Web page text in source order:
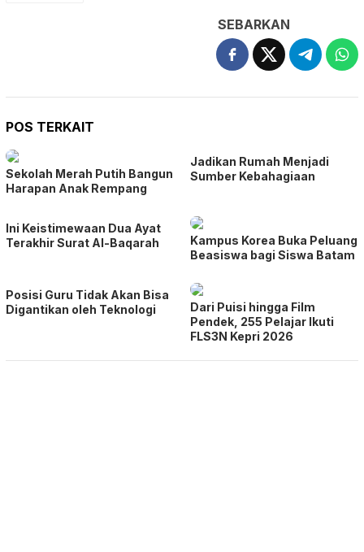
SEBARKAN
POS TERKAIT
Sekolah Merah Putih Bangun
Harapan Anak Rempang
Jadikan Rumah Menjadi
Sumber Kebahagiaan
Ini Keistimewaan Dua Ayat
Terakhir Surat Al-Baqarah
Kampus Korea Buka Peluang
Beasiswa bagi Siswa Batam
Posisi Guru Tidak Akan Bisa
Digantikan oleh Teknologi
Dari Puisi hingga Film
Pendek, 255 Pelajar Ikuti
FLS3N Kepri 2026